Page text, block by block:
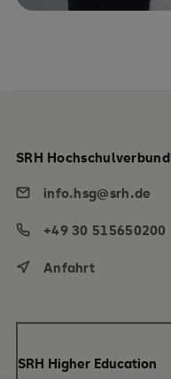
SRH Higher Education
SRH Hochschulverbund
info.hsg@srh.de
+49 30 515650200
Anfahrt